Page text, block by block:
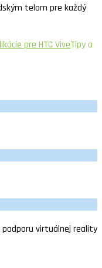
telom pre každý
pre HTC ViveTipy a
virtuálnej reality